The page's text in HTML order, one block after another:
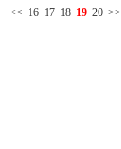
<< 16 17 18 19 20 >>